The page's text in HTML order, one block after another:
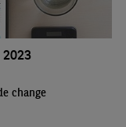
2023
change